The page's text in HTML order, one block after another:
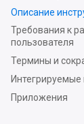
Описание
Требования к
пользователя
Термины и
Приложения